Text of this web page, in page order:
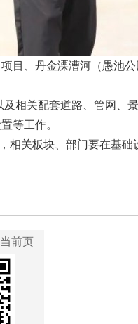
目、丹金溧漕河（愚池
相关配套道路、管网、
等工作。
相关板块、部门要在基
前页